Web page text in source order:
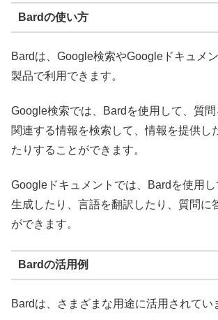
Bardの使い方
Bardは、Google検索やGoogleドキュメ
製品で利用できます。
Google検索では、Bardを使用して、質問
関連する情報を検索して、情報を提供し
たりすることができます。
Googleドキュメントでは、Bardを使用
生成したり、言語を翻訳したり、質問に
ができます。
Bardの活用例
Bardは、さまざまな用途に活用されてい